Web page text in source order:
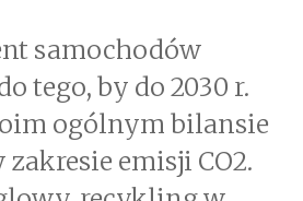
samochodów
tego, by do 2030 r.
ogólnym bilansie
emisji CO2.